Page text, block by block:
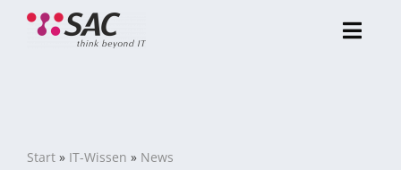
Zum
Inhalt
Referenzen
Start» IT-Wissen » News